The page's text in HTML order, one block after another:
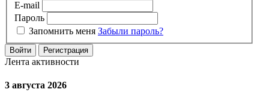
E-mail
Пароль
Запомнить меня Забыли пароль?
Войти Регистрация
Лента активности
3 августа 2026